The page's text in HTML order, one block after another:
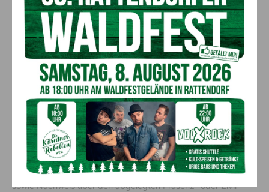
schränkter Zugang zum öster­rei­chi­schen Arbeits­markt
Erwünscht: Abge­schlos­sene Berufs­aus­bil­dung als Koch/​
Köchin, Führer­schein der Klasse B
Den Bewerbungsschreiben sind
folgende Unterlagen beizufügen:
Geburts­ur­kunde, Staats­bür­ger­schafts­nach­weis, Lebens­lauf
mit Licht­bild, Zeug­nisse und Nach­weise über den bishe­rigen
Schul-, Bildungs- und Arbeitsweg, allfäl­lige Dienst- und
Kurszeug­nisse, Staats­bür­ger­schafts­nach­weis bzw. Nach­weis
für einen freien Zugang zum öster­rei­chi­schen Arbeits­markt
sowie Nach­weis über den abge­legten Präsenz- oder Zivil­